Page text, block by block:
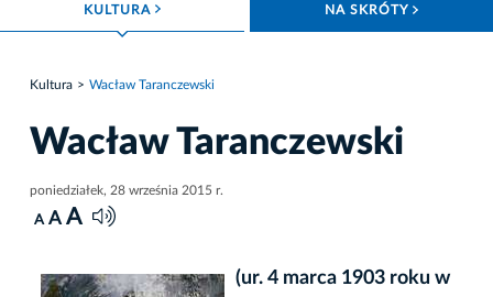
KULTURA ROZWIŃ MENU NA SKRÓTY
Kultura Wacław Taranczewski
Wacław Taranczewski
poniedziałek, 28 września 2015 r.
A A A
(ur. 4 marca 1903 roku w